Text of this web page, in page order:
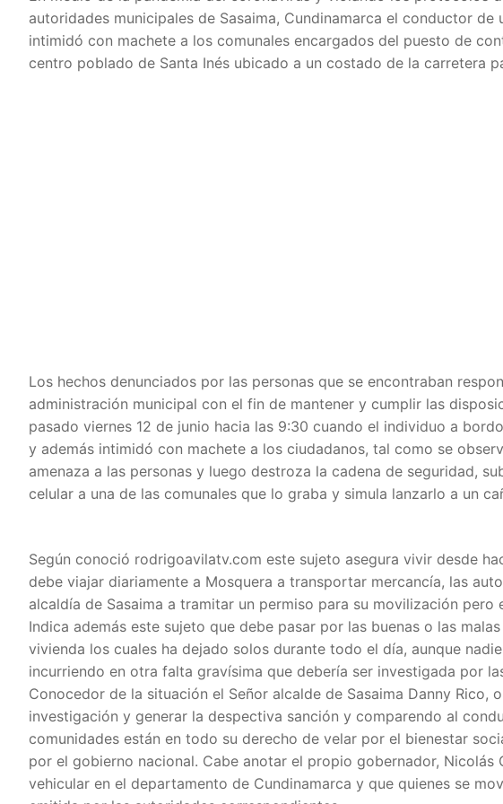
autoridades municipales de Sasaima, Cundinamarca el conductor
intimidó con machete a los comunales encargados del puesto de
centro poblado de Santa Inés ubicado a un costado de la carretera
Los hechos denunciados por las personas que se encontraban
administración municipal con el fin de mantener y cumplir las
pasado viernes 12 de junio hacia las 9:30 cuando el individuo a
y además intimidó con machete a los ciudadanos, tal como se
amenaza a las personas y luego destroza la cadena de seguridad,
celular a una de las comunales que lo graba y simula lanzarlo a un
Según conoció rodrigoavilatv.com este sujeto asegura vivir desde
debe viajar diariamente a Mosquera a transportar mercancía, las
alcaldía de Sasaima a tramitar un permiso para su movilización
Indica además este sujeto que debe pasar por las buenas o las
vivienda los cuales ha dejado solos durante todo el día, aunque
incurriendo en otra falta gravísima que debería ser investigada por
Conocedor de la situación el Señor alcalde de Sasaima Danny Rico,
investigación y generar la despectiva sanción y comparendo al
comunidades están en todo su derecho de velar por el bienestar
por el gobierno nacional. Cabe anotar el propio gobernador,
vehicular en el departamento de Cundinamarca y que quienes se